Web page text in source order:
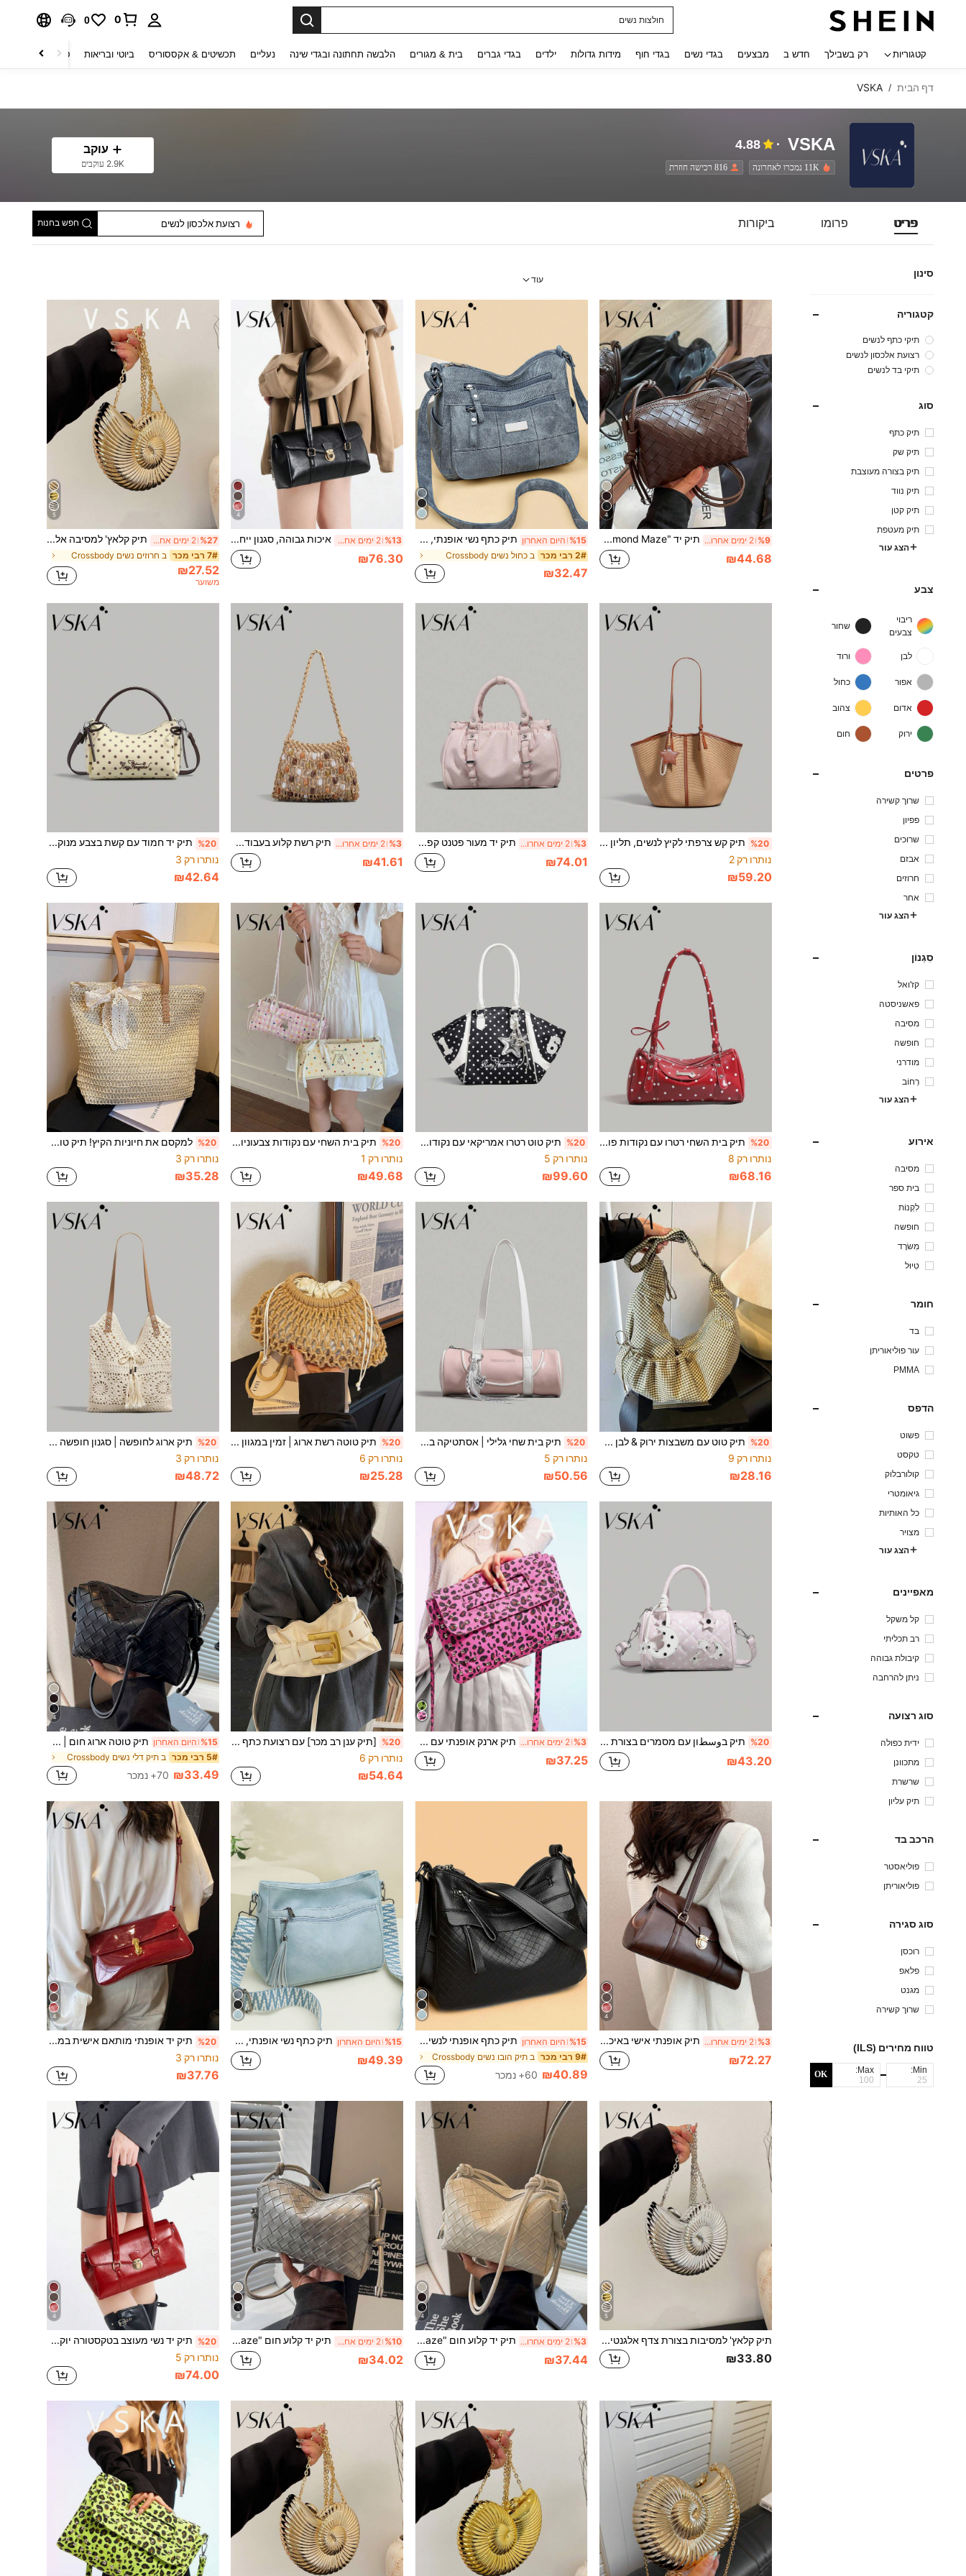
חולצות נשים
0
0
קטגוריות רק בשבילך חדש ב מבצעים בגדי נשים בגדי חוף מידות גדולות ילדים בגדי גברים בית & מגורים הלבשה תחתונה ובגדי שינה נעליים תכשיטים & אקססוריס ביוטי ובריאות טקסטיל לבית
דף הבית /
VSKA
VSKA
4.88
11K נמכרו לאחרונה 816 רכישה חוזרת
עוקב
2.9K עוקבים
פריט פרומו ביקורות
תיקי כתף לנשים
רצועת אלכסון לנשים
חפש בחנות
סינון
קטגוריה
תיקי כתף לנשים
רצועת אלכסון לנשים
תיקי בד לנשים
סוג
תיק כתף
תיק שק
תיק בצורה מעוצבת
תיק נווד
תיק קטן
תיק מעטפת
הצג עור
צבע
ריבוי
צבעים
שחור
לבן ורוד
אפור כחול
אדום צהוב
ירוק חום
פרטים
שרוך קשירה
פפיון
שרוכים
אבזם
חרוזים
אחר
הצג עור
סִגְנוֹן
קז'ואל
פאשניסטה
מסיבה
חופשה
מודרני
רְחוֹב
הצג עור
אירוע
מסיבה
בית ספר
לִקְנוֹת
חופשה
מִשׂרָד
טִיוּל
חומר
בד
עור פוליאוריתן
PMMA
הדפס
פשוט
טקסט
קולורבלוק
גיאומטרי
כל האותיות
מצויר
הצג עור
מאפיינים
קל משקל
רב תכליתי
קיבולת גבוהה
ניתן להרחבה
סוג רצועה
ידית כפולה
מתכוונן
שרשרת
תיק עליון
הרכב בד
פוליאסטר
פוליאוריתן
סוג סגירה
רוכסן
פלאפ
מגנט
שרוך קשירה
טווח מחירים (ILS)
Min:
Max:
OK
עוד
4
%9 2 ימים אחרונים תיק יד "Diamond Maze" ארוג בצבע חום | פותח אסתטיקה רטרו-מודרנית - גדילים מחבל עור ומסמרות מתכת, סט שלם של ציוד המפרש את פילוסופיית העצלנות והאיזון המעודן. מערכת רצועות כתף מחבל עור: חבלי עור תואמים מרובים תלויים באופן טבעי מראש התיק.
₪44.68
%15 היום האחרון תיק כתף נשי אופנתי, סגנון מינימליסטי ייחודי, קיבולת גדולה רב-תכליתי, מתאים לקניות, למתנה, לנסיעות ולפעילויות חוץ
2# רבי מכר ב כחול נשים Crossbody
₪32.47
4
%13 2 ימים אחרונים איכות גבוהה, סגנון ייחודי, אופנתי ורב-תכליתי, תיק יד נשים חדשני, תיק רטרו לנסיעות, מתנה לקניות, עמיד למים, נגד גניבה, ניתן להרחבה, רב תכליתי, תיק כתף פרימיום
₪76.30
5
%27 2 ימים אחרונים תיק קלאץ' למסיבה אלגנטי בצורת צדף, תיק ערב מבריק וייחודי בעיצוב צדף לנשים עם רצועת כתף/רצועת צדף, יכול להכיל אוזניות ומטבעות, מתאים למסיבה, חתונה, אירוע רשמי, שילוב עם שמלת כלה, שמלה רשמית, שמלת נשף, תלבושת יום הולדת ולבוש למסיבה לנשים
7# רבי מכר ב חרוזים נשים Crossbody
₪27.52
משוער
%20
תיק קש צרפתי לקיץ לנשים, תליון כוכבים בצבע רטרו, תיק כתף גדול לחופשת חוף. עיצוב תיק טוטה קלאסי, קיבולת גדולה, מתאים בקלות לקרם הגנה, טלפון, קוסמטיקה, מתאים לנסיעות/חופשה/קניות! בין אם מטיילים בים או במשרד, תיק זה ניתן ליישום מיידי.
נותרו רק 2
₪59.20
%3 2 ימים אחרונים תיק יד מעור פטנט קפלים פרימיום, תיק טוטה רב-תכליתי לנשים במשרד. התיק כולל עיצוב דלי שיקי עם קיבולת מרווחת לטלפון, איפור, מפתחות, מטריה וכו'. מתאים לעבודה, דייטים או קניות, ומספק גם פרקטיות וגם אופנה.
₪74.01
%3 2 ימים אחרונים תיק רשת קלוע בעבודת יד בסגנון וינטג' לחופשת קיץ | תיק כתף מקש מעוטר באבנים, תיק חוף לנשים. בין אם בטיול על החוף, בהנאה מתה צהריים, או כאביזר בולט ליציאות יומיומיות, התיק הזה הוא התאמה מושלמת.
₪41.61
%20
תיק יד חמוד עם קשת בצבע מנוקדת - בין אם לנסיעה יומיומית או לטיולי סוף שבוע, תיק זה יכול בקלות לשדרג את הסטייל שלך. עיצוב ידית רב-תכליתי מאפשר נשיאה ידנית, על הכתף או על גבי הגוף. מתאים בקלות לפריטים חיוניים יומיומיים כמו טלפון, מפתחות, שפתון ופודרה.
נותרו רק 3
₪42.64
%20
תיק בית השחי רטרו עם נקודות פולקה | 4 צבעים מפתים, התיק האולטימטיבי לבנות מתוקות ומרדניות; עיצוב מעוגל שמתאים בצורה מושלמת לעקומת בית השחי, קל משקל ונוח לנשיאה; אבזם מעודן עם קישוט תליון בצורת לב, מתאים לנסיעות וצילום, מספק את צרכי האופנתיות שלך
נותרו רק 8
₪68.16
%20
תיק טוט רטרו אמריקאי עם נקודות פולקה לנשים, נכנס בקלות חפצים יומיומיים, מתאים לנסיעות לעבודה, קניות, טיולים קצרים. בין אם מדובר במסמכים ומחברות של עובדי משרד, או ספרים וטאבלטים של סטודנטים, הכל יכול להיכנס!
נותרו רק 5
₪99.60
%20
תיק בית השחי עם נקודות צבעוניות וקשת בצבע דופמין. צורת תיק בגט רטרו, מתאים בצורה מושלמת לבית השחי, מספיק מקום פנימי לפריטים חיוניים יומיומיים כמו טלפון, מפתחות, שפתון; בד קל משקל שלא יכביד על הכתפיים, מתאים לקניות, דייטים, נסיעות לעבודה.
נותרו רק 1
₪49.68
%20
למקסם את חיוניות הקיץ! תיק טוטה קש עם קשת תחרה | התיק הרב-תכליתי המושלם לחופשה, עבודה וקניות. ידיות חומות רכות ונוחות, תפרים עמידים ומעוצבים היטב שלא יחפרו בידיים גם בשימוש ממושך. פרטים ארוגים משלימים את גוף תיק הקש.
נותרו רק 3
₪35.28
%20
תיק טוט עם משבצות ירוק & לבן מקמט | שרוך מקמט . שימוש כפול כתיק כתף ותיק צד . סגנון קוריאני רגוע לנסיעות
נותרו רק 9
₪28.16
%20
תיק בית שחי גלילי | אסתטיקה בצבעים מנוגדים* אלגנטי ומתוק, פותח באופן מיידי סגנון יוקרתי רב תכליתי, זוהר בצילומי רחוב, דייטים ונסיעות. הצורה הגלילית בשילוב גימור עור לבן ורצועה רחבה מאזנת את המתיקות, ומראה רזה וצעיר. עיצוב פנים מרווח שיכול להכיל בקלות טלפון, שפתון ופודרה קומפקטית.
נותרו רק 5
₪50.56
%20
תיק טוטה רשת ארוג | זמין במגוון צבעים. סגנון חופשה רגוע. כיס פנימי. ניתן לנשיאה בצורת צד או ביד. רך ומעוצב, מקרין קסם אלגנטי ייחודי. כולל נרתיק פנימי לבן עם שרוך לארגון פריטים קטנים כמו טלפון, שפתון, מפתחות.
נותרו רק 6
₪25.28
%20
תיק ארוג לחופשה | סגנון חופשה רגוע, המשחרר אווירת קיץ אלגנטית ונינוחה. הקשת המרכזית והגדילים הרכים והזורמות מתנדנדות בעדינות עם צעדיך, ומשדרגות באופן מיידי את המראה הכללי! תיק זה, רב תכליתי ומעשי, מצית את השראת הקיץ שלך! מרווח מספיק כדי להכיל מחשב נייד, בקבוק מים, כובע שמש ואפילו תלבושת קיץ שלמה! אידיאלי לטיולי חוף בסופי שבוע, טיולים בעיר או נסיעות יומיומיות.
נותרו רק 3
₪48.72
%20 תיק בوسطון עם מסמרים בצורת כוכב וירח, פתח למראה חדש וסגנוני! ידית עליונה קשורה נוחה, בתוספת רצועת כתף נתיקה ומתכווננת לנשיאה ביד, על הכתף או כתיק צד, מתאים למגוון אירועים. נכנס בקלות חפצים יומיומיים כמו טלפון, שפתון, מפתחות וכו'.
₪43.20
%3 2 ימים אחרונים תיק ארנק אופנתי עם שרשרת, תיק מיני עם תווית תנין, תיק נשים רב-תכליתי וינטג' מוזהב, תיק צד עם שרשרת ומעטפה, תיק צד PU, סגנון וינטג', קל משקל, נייד, תיק מרובע קטן לנשים וינטג'
₪37.25
%20
[תיק ענן רב מכר] עם רצועת כתף מעור נשלפת, ניתן לנשיאה ב-3 דרכים: בית השחי, תיק צד ותיק יד; מעבר קל בין נסיעות, דייטים וקניות; יכול להכיל חפצים חיוניים יומיומיים כמו טלפון, תיק פודרה קומפקטי, מפתחות ומטריה מתקפלת. מתאים למגוון אירועים, החל מפגישות עבודה ועד טיולים בסופי שבוע.
נותרו רק 6
₪54.64
4
%15 היום האחרון תיק טוטה ארוג חום | פותח אסתטיקה רטרו-מודרנית - מסמרות מתכת מעור עם ציציות, סט שלם של ציוד המפרש את פילוסופיית האיזון בין עצלנות ליופי, מערכת רצועות כתף מעור: חבלי עור תואמים מרובים תלויים באופן טבעי מראש התיק
5# רבי מכר ב תיק דלי נשים Crossbody
₪33.49 70+ נמכר
4
%3 2 ימים אחרונים תיק אופנתי אישי באיכות גבוהה, תיק אופנתי לנשים עדכני, תיק רטרו, מתנה לקניות, עמיד למים, נגד גניבה, ניתן להרחבה, רב תכליתי, תיק כתף פרימיום
₪72.27
%15 היום האחרון תיק כתף אופנתי לנשים, סגנון מינימליסטי ייחודי, קיבולת גדולה רב תכליתי, מתאים לקניות, מתנות, טיולים ופעילויות חוץ
9# רבי מכר ב תיק הובו נשים Crossbody
₪40.89 60+ נמכר
%15 היום האחרון תיק כתף נשי אופנתי, סגנון מינימליסטי ייחודי, קיבולת גדולה רב-תכליתי, מתאים לקניות, למתנה, לנסיעות ולפעילויות חוץ.
₪49.39
4
%20
תיק יד אופנתי מותאם אישית במרקם פרימיום, תיק יד אופנתי עדכני לנשים, תיק נסיעות וינטג', מתנה לקניות, עמיד למים, מגן מגניבה, נפתח, רב-תכליתי, תיק כתף פרימיום
נותרו רק 3
₪37.76
5
תיק קלאץ' למסיבות בצורת צדף אלגנטי, תיק צדף בעיצוב ייחודי, תיק ערב מנצנץ לנשים עם רצועת כתף בשרשרת/רצועה אלכסונית, יכול להכיל אוזניות, מטבעות, ארנק צדף אלגנטי, מושלם למסיבות, חתונות, אירועי ערב וסעודות, ניתן לשלב עם שמלות כלה, שמלות רשמיות, שמלות נשף, תלבושות יום הולדת ובגדי מסיבות לנשים.
₪33.80
4
%3 2 ימים אחרונים תיק יד קלוע חום "Diamond Maze" | פתיחת אסתטיקה מודרנית וינטג'ית - גדילי חבל עור, מסמרים מתכתיים, סט ציוד מלא המפרש את פילוסופיית האיזון בין עצלנות לאלגנטיות. מערכת רצועת כתף מחבל עור: מספר חבלי עור באותו צבע תלויים באופן טבעי מחלקו העליון של התיק,
₪37.44
4
%10 2 ימים אחרונים תיק יד קלוע חום "Diamond Maze" | פתיחת אסתטיקה וינטג' מודרנית - גדילים מחבל עור ומסמרים מתכתיים, סט מלא המפרש את פילוסופיית האיזון בין עצלנות לאלגנטיות. מערכת רצועת כתף מחבל עור: מספר חבלי עור באותו צבע תלויים באופן טבעי מחלקו העליון של התיק,
₪34.02
4
%20
תיק יד נשי מעוצב בטקסטורה יוקרתית, אופנה אישית ייחודית, תיק אופנה עדכני לנשים, תיק וינטג' למסעות יומיומיים, מתנה לקניות, עמיד למים, מגן מגניבה, נפתח, רב-תכליתי, תיק כתף יוקרתי
נותרו רק 5
₪74.00